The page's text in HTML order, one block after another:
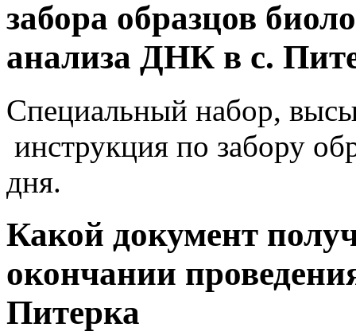
забора образцов
анализа ДНК в с.
Специальный набор,
инструкция по забору
дня.
Какой документ
окончании
Питерка